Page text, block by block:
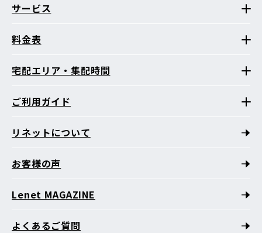
サービス
料金表
宅配エリア・集配時間
ご利用ガイド
リネットについて
お客様の声
Lenet MAGAZINE
よくあるご質問